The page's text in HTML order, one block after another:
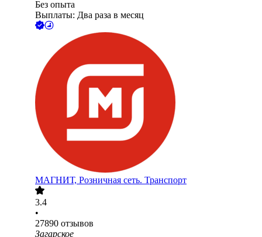
Без опыта
Выплаты: Два раза в месяц
МАГНИТ, Розничная сеть. Транспорт
3.4
•
27890 отзывов
Загарское